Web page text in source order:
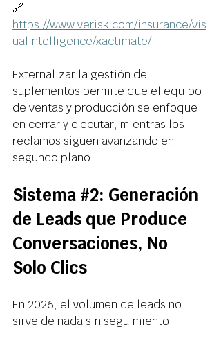
🔗
https://www.verisk.com/insurance/vis
ualintelligence/xactimate/
Externalizar la gestión de
suplementos permite que el equipo
de ventas y producción se enfoque
en cerrar y ejecutar, mientras los
reclamos siguen avanzando en
segundo plano.
Sistema #2: Generación
de Leads que Produce
Conversaciones, No
Solo Clics
En 2026, el volumen de leads no
sirve de nada sin seguimiento.